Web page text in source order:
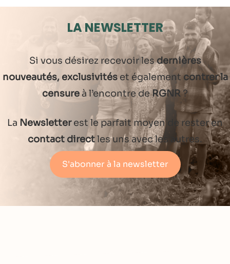
LA NEWSLETTER
Si vous désirez recevoir lesdernières
nouveautés, exclusivitéset également contrer la
censureà l’encontre deRGNR?
La Newsletterest le parfait moyen de rester en
contact directles uns avec les autres.
S'abonner à la newsletter